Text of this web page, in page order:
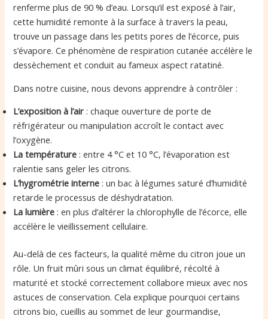
renferme plus de 90 % d’eau. Lorsqu’il est exposé à l’air,
cette humidité remonte à la surface à travers la peau,
trouve un passage dans les petits pores de l’écorce, puis
s’évapore. Ce phénomène de respiration cutanée accélère le
dessèchement et conduit au fameux aspect ratatiné.
Dans notre cuisine, nous devons apprendre à contrôler :
L’exposition à l’air : chaque ouverture de porte de
réfrigérateur ou manipulation accroît le contact avec
l’oxygène.
La température : entre 4 °C et 10 °C, l’évaporation est
ralentie sans geler les citrons.
L’hygrométrie interne : un bac à légumes saturé d’humidité
retarde le processus de déshydratation.
La lumière : en plus d’altérer la chlorophylle de l’écorce, elle
accélère le vieillissement cellulaire.
Au-delà de ces facteurs, la qualité même du citron joue un
rôle. Un fruit mûri sous un climat équilibré, récolté à
maturité et stocké correctement collabore mieux avec nos
astuces de conservation. Cela explique pourquoi certains
citrons bio, cueillis au sommet de leur gourmandise,